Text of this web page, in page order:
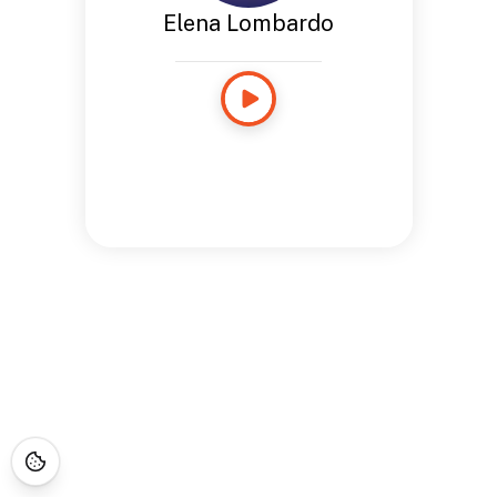
Elena Lombardo